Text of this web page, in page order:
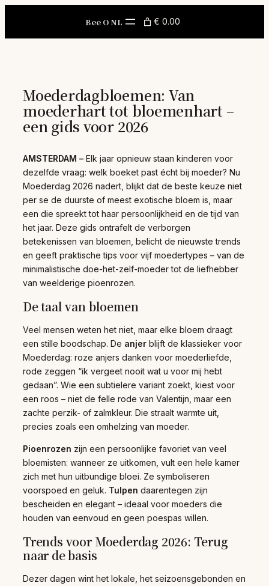
Bee O NL € 0.00
Moederdagbloemen: Van
moederhart tot bloemenhart –
een gids voor 2026
AMSTERDAM – Elk jaar opnieuw staan kinderen voor
dezelfde vraag: welk boeket past écht bij moeder? Nu
Moederdag 2026 nadert, blijkt dat de beste keuze niet
per se de duurste of meest exotische bloem is, maar
een die spreekt tot haar persoonlijkheid en de tijd van
het jaar. Deze gids ontrafelt de verborgen
betekenissen van bloemen, belicht de nieuwste trends
en geeft praktische tips voor vijf moedertypes – van de
minimalistische doe-het-zelf-moeder tot de liefhebber
van weelderige pioenrozen.
De taal van bloemen
Veel mensen weten het niet, maar elke bloem draagt
een stille boodschap. De anjer blijft de klassieker voor
Moederdag: roze anjers danken voor moederliefde,
rode zeggen “ik vergeet nooit wat u voor mij hebt
gedaan”. Wie een subtielere variant zoekt, kiest voor
een roos – niet de felle rode van Valentijn, maar een
zachte perzik- of zalmkleur. Die straalt warmte uit,
precies zoals een omhelzing van moeder.
Pioenrozen zijn een persoonlijke favoriet van veel
bloemisten: wanneer ze uitkomen, vult een hele kamer
zich met hun uitbundige bloei. Ze symboliseren
voorspoed en geluk. Tulpen daarentegen zijn
bescheiden en elegant – ideaal voor moeders die
houden van eenvoud en geen poespas willen.
Trends voor Moederdag 2026: Terug
naar de basis
Dezer dagen wint het lokale, het seizoensgebonden en